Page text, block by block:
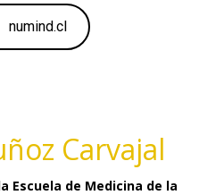
numind.cl
Carvajal
Escuela de Medicina de la